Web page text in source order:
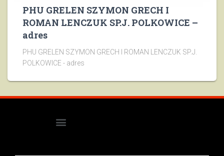
PHU GRELEN SZYMON GRECH I
ROMAN LENCZUK SP.J. POLKOWICE –
adres
PHU GRELEN SZYMON GRECH I ROMAN LENCZUK SP.J.
POLKOWICE - adres